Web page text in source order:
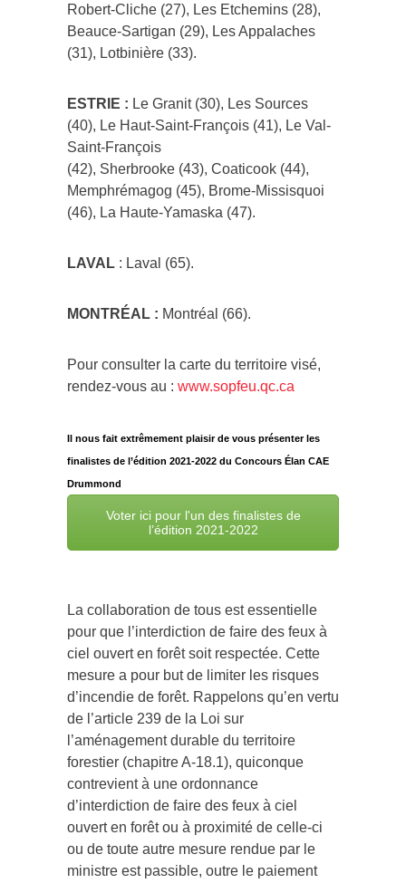
Robert-Cliche (27), Les Etchemins (28),
Beauce-Sartigan (29), Les Appalaches
(31), Lotbinière (33).
ESTRIE : Le Granit (30), Les Sources
(40), Le Haut-Saint-François (41), Le Val-
Saint-François
(42), Sherbrooke (43), Coaticook (44),
Memphrémagog (45), Brome-Missisquoi
(46), La Haute-Yamaska (47).
LAVAL : Laval (65).
MONTRÉAL : Montréal (66).
Pour consulter la carte du territoire visé,
rendez-vous au : www.sopfeu.qc.ca
Il nous fait extrêmement plaisir de vous présenter les
finalistes de l’édition 2021-2022 du Concours Élan CAE
Drummond
Voter ici pour l'un des finalistes de
l’édition 2021-2022
La collaboration de tous est essentielle
pour que l’interdiction de faire des feux à
ciel ouvert en forêt soit respectée. Cette
mesure a pour but de limiter les risques
d’incendie de forêt. Rappelons qu’en vertu
de l’article 239 de la Loi sur
l’aménagement durable du territoire
forestier (chapitre A-18.1), quiconque
contrevient à une ordonnance
d’interdiction de faire des feux à ciel
ouvert en forêt ou à proximité de celle-ci
ou de toute autre mesure rendue par le
ministre est passible, outre le paiement